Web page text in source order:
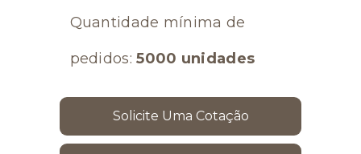
Quantidade mínima de
pedidos:5000 unidades
Solicite Uma Cotação